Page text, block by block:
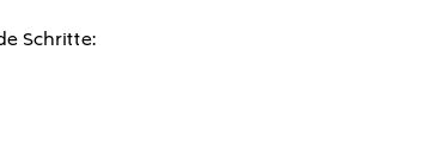
Schritte: